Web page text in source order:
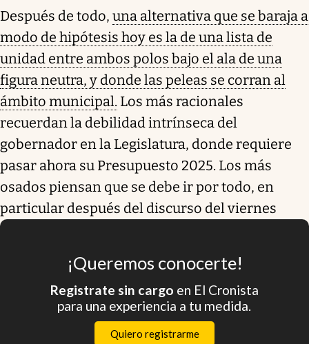
Después de todo, una alternativa que se baraja a
modo de hipótesis hoy es la de una lista de
unidad entre ambos polos bajo el ala de una
figura neutra, y donde las peleas se corran al
ámbito municipal. Los más racionales
recuerdan la debilidad intrínseca del
gobernador en la Legislatura, donde requiere
pasar ahora su Presupuesto 2025. Los más
osados piensan que se debe ir por todo, en
particular después del discurso del viernes
¡Queremos conocerte!
Registrate sin cargo en El Cronista
para una experiencia a tu medida.
Quiero registrarme